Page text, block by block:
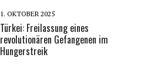
1. OKTOBER 2025
Türkei: Freilassung eines
revolutionären Gefangenen im
Hungerstreik